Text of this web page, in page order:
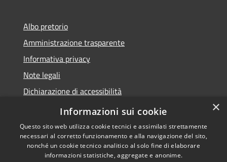
Albo pretorio
Amministrazione trasparente
Informativa privacy
Note legali
Dichiarazione di accessibilità
Meccanismo di Feedback
Copyright © 2026 • Comune di
×
Informazioni sui cookie
Questo sito web utilizza cookie tecnici e assimilati strettamente
necessari al corretto funzionamento e alla navigazione del sito,
nonché un cookie tecnico analitico al solo fine di elaborare
informazioni statistiche, aggregate e anonime.